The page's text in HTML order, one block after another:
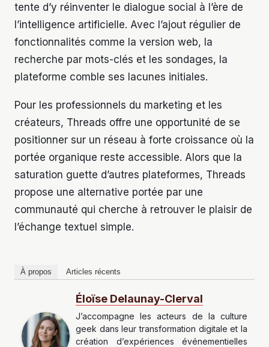
tente d’y réinventer le dialogue social à l’ère de
l’intelligence artificielle. Avec l’ajout régulier de
fonctionnalités comme la version web, la
recherche par mots-clés et les sondages, la
plateforme comble ses lacunes initiales.
Pour les professionnels du marketing et les
créateurs, Threads offre une opportunité de se
positionner sur un réseau à forte croissance où la
portée organique reste accessible. Alors que la
saturation guette d’autres plateformes, Threads
propose une alternative portée par une
communauté qui cherche à retrouver le plaisir de
l’échange textuel simple.
À propos Articles récents
Éloïse Delaunay-Clerval
J’accompagne les acteurs de la culture
geek dans leur transformation digitale et la
création d’expériences événementielles